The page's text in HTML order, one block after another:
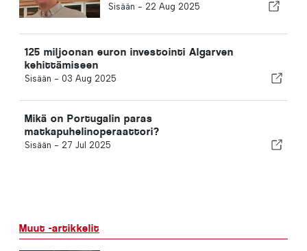
Sisään - 22 Aug 2025
125 miljoonan euron investointi Algarven
kehittämiseen
Sisään - 03 Aug 2025
Mikä on Portugalin paras
matkapuhelinoperaattori?
Sisään - 27 Jul 2025
Muut -artikkelit